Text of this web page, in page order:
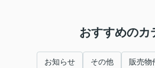
おすすめのカ
お知らせ その他 販売物